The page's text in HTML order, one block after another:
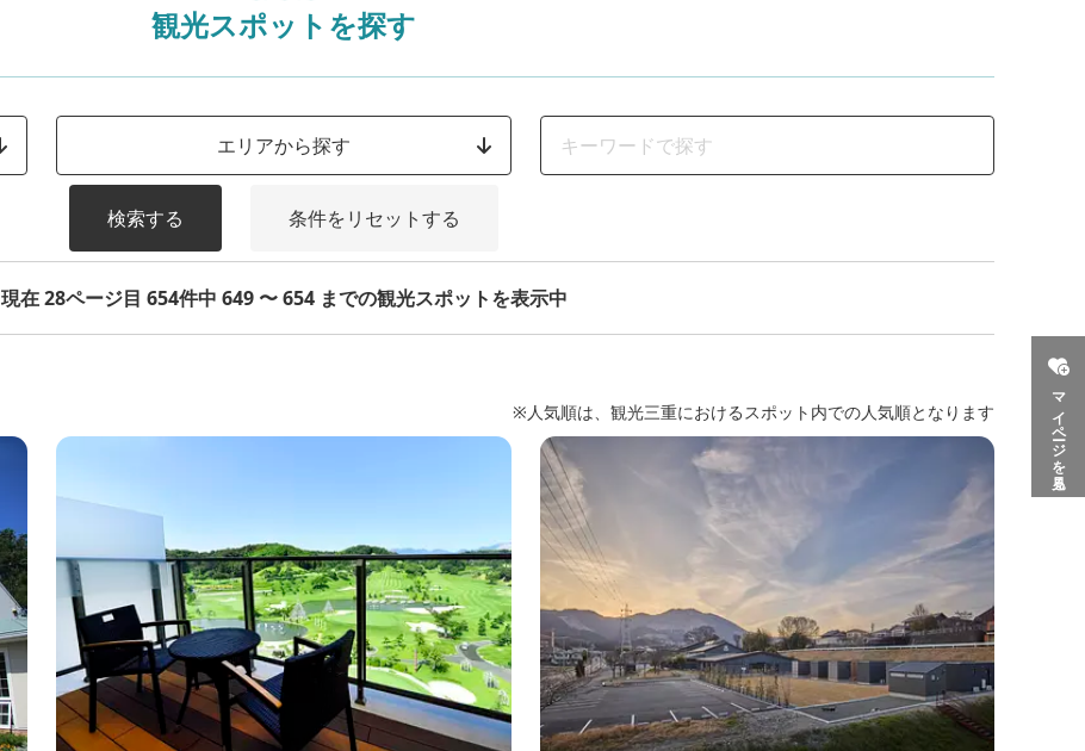
マイページを見る
観光スポットを探す
エリアから探す
検索する 条件をリセットする
現在 28ページ目 654件中 649 〜 654 までの観光スポットを表示中
※人気順は、観光三重におけるスポット内での人気順となります